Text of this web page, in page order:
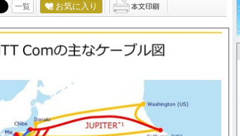
一覧 お気に入り